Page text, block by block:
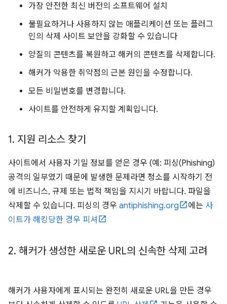
가장 안전한 최신 버전의 소프트웨어 설치
불필요하거나 사용하지 않는 애플리케이션 또는 플러그
인의 삭제 사이트 보안을 강화할 수 있습니다
양질의 콘텐츠를 복원하고 해커의 콘텐츠를 삭제합니다.
해커가 악용한 취약점의 근본 원인을 수정합니다.
모든 비밀번호를 변경합니다.
사이트를 안전하게 유지할 계획입니다.
1. 지원 리소스 찾기
사이트에서 사용자 기밀 정보를 얻은 경우 (예: 피싱(Phishing)
공격의 일부였기 때문에 발생한 문제라면 청소를 시작하기 전
에 비즈니스, 규제 또는 법적 책임을 지시기 바랍니다. 파일을
삭제할 수 있습니다. 피싱의 경우 antiphishing.org 에는 사
이트가 해킹당한 경우 피셔
2. 해커가 생성한 새로운 URL의 신속한 삭제 고려
해커가 사용자에게 표시되는 완전히 새로운 URL을 만든 경우